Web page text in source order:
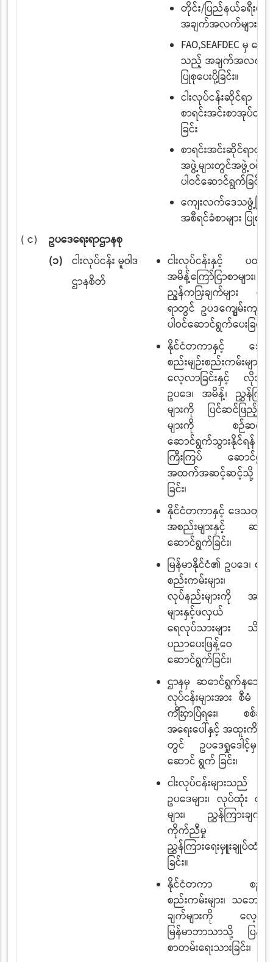
တိုင်း/ပြည်နယ်ခရီးစဉ်
အချက်အလက်များပြုစု
FAO,SEAFDEC မှ တေ
သည့် အချက်အလက်မျ
ပြုစုပေးပို့ခြင်း။
ငါးလုပ်ငန်းဆိုင်ရာ
စာရင်းအင်းစာအုပ်ထု
ခြင်း
စာရင်းအင်းဆိုင်ရာလုပ်
အဖွဲ့များတွင်အဖွဲ့ဝင်အ
ပါဝင်ဆောင်ရွက်ခြင်း။
ကျေးလက်ဒေသဖွံ့ဖြိုး
အစီရင်ခံစာများ ပြုစုခြ
( င)
ဥပဒေရေးရာဌာနစု
(၁)
ငါးလုပ်ငန်း မူဝါဒ
ဌာနစိတ်
ငါးလုပ်ငန်းနှင့် ပတ်
အမိန့်ကြော်ငြာစာများ၊
ညွှန်ကြားချက်များ ထု
ရာတွင် ဥပဒေကျွမ်းကျင်
ပါဝင်ဆောင်ရွက်ပေးခြင်း၊
နိုင်ငံတကာနှင့် ဒေသ
စည်းမျဉ်းစည်းကမ်းမျာ
လေ့လာခြင်းနှင့် လိုအ
ဥပဒေ၊ အမိန့်၊ ညွှန်ကြာ
များကို ပြင်ဆင်ဖြည့်စွက်
များကို စဉ်ဆက်မ
ဆောင်ရွက်သွားနိုင်ရန်
ကြီးကြပ် ဆောင်ရွက်ခ
အထက်အဆင့်ဆင့်သို့ တ
ခြင်း၊
နိုင်ငံတကာနှင့် ဒေသတွင်
အစည်းများနှင့် ဆ
ဆောင်ရွက်ခြင်း၊
မြန်မာနိုင်ငံ၏ ဥပဒေ၊ စည်
စည်းကမ်းများ၊ လု
လုပ်နည်းများကို အခြာ
များနှင့်ဖလှယ် ခြ
ရေလုပ်သားများ သိရှိနို
ပညာပေးဖြန့်ဝေ ခြင်း
ဆောင်ရွက်ခြင်း၊
ဌာနမှ ဆောင်ရွက်နေသည့်
လုပ်ငန်းများအား စီမံ ခန့်ခွဲ
ကြီးကြပ်ရေး၊ စစ်ဆေး
အရေးပေါ်နှင့် အထူးကိစ္စရပ်
တွင် ဥပဒေရှုဒေါင့်မှ
ဆောင် ရွက် ခြင်း၊
ငါးလုပ်ငန်းများသည်
ဥပဒေများ၊ လုပ်ထုံး လု
များ၊ ညွှန်ကြားချက်မျ
ကိုက်ညီမှု မရှိပ
ညွှန်ကြားရေးမှူးချုပ်ထံ
ခြင်း။
နိုင်ငံတကာ စည်းမ
စည်းကမ်းများ၊ သဘေ
ချက်များကို လေ့လာခ
မြန်မာဘာသာသို့ ပြန်ဆိုခ
စာတမ်းရေးသားခြင်း၊